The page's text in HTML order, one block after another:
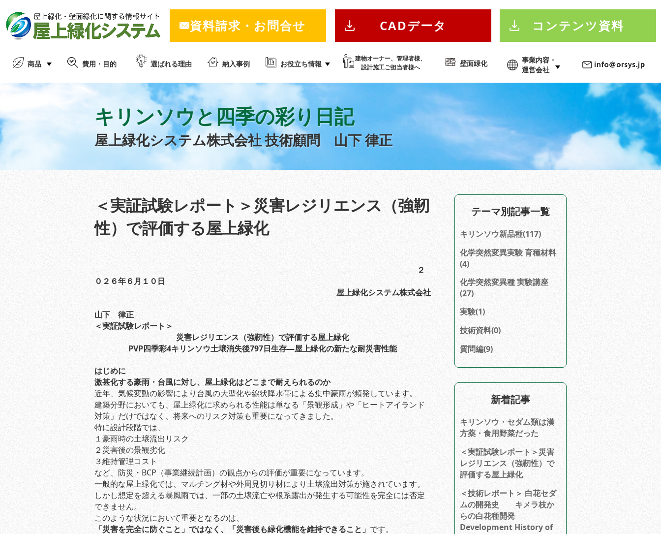
資料請求・お問合せ CADデータ コンテンツ資料
商品 費用・目的 選ばれる理由 納入事例 お役立ち情報
建物オーナー、管理者様、
設計施工ご担当者様へ
壁面緑化
事業内容・
運営会社
キリンソウと四季の彩り日記
屋上緑化システム株式会社技術顧問 山下 律正
＜実証試験レポート＞災害レジリエンス（強靭
性）で評価する屋上緑化
２
０２６年６月１０日
屋上緑化システム株式会社
山下 律正
＜実証試験レポート＞
災害レジリエンス（強靭性）で評価する屋上緑化
PVP四季彩4キリンソウ土壌消失後797日生存―屋上緑化の新たな耐災害性能
はじめに
激甚化する豪雨・台風に対し、屋上緑化はどこまで耐えられるのか
近年、気候変動の影響により台風の大型化や線状降水帯による集中豪雨が頻発しています。
建築分野においても、屋上緑化に求められる性能は単なる「景観形成」や「ヒートアイランド
対策」だけではなく、将来へのリスク対策も重要になってきました。
特に設計段階では、
１豪雨時の土壌流出リスク
２災害後の景観劣化
３維持管理コスト
など、防災・BCP（事業継続計画）の観点からの評価が重要になっています。
一般的な屋上緑化では、マルチング材や外周見切り材により土壌流出対策が施されています。
しかし想定を超える暴風雨では、一部の土壌流亡や根系露出が発生する可能性を完全には否定
できません。
このような状況において重要となるのは、
「災害を完全に防ぐこと」ではなく、「災害後も緑化機能を維持できること」 です。
テーマ別記事一覧
キリンソウ新品種(117)
化学突然変異実験 育種材料
(4)
化学突然変異種 実験講座
(27)
実験(1)
技術資料(0)
質問編(9)
新着記事
キリンソウ・セダム類は漢
方薬・食用野菜だった
＜実証試験レポート＞災害
レジリエンス（強靭性）で
評価する屋上緑化
＜技術レポート＞ 白花セダ
ムの開発史 キメラ枝か
らの白花種開発
Development History of